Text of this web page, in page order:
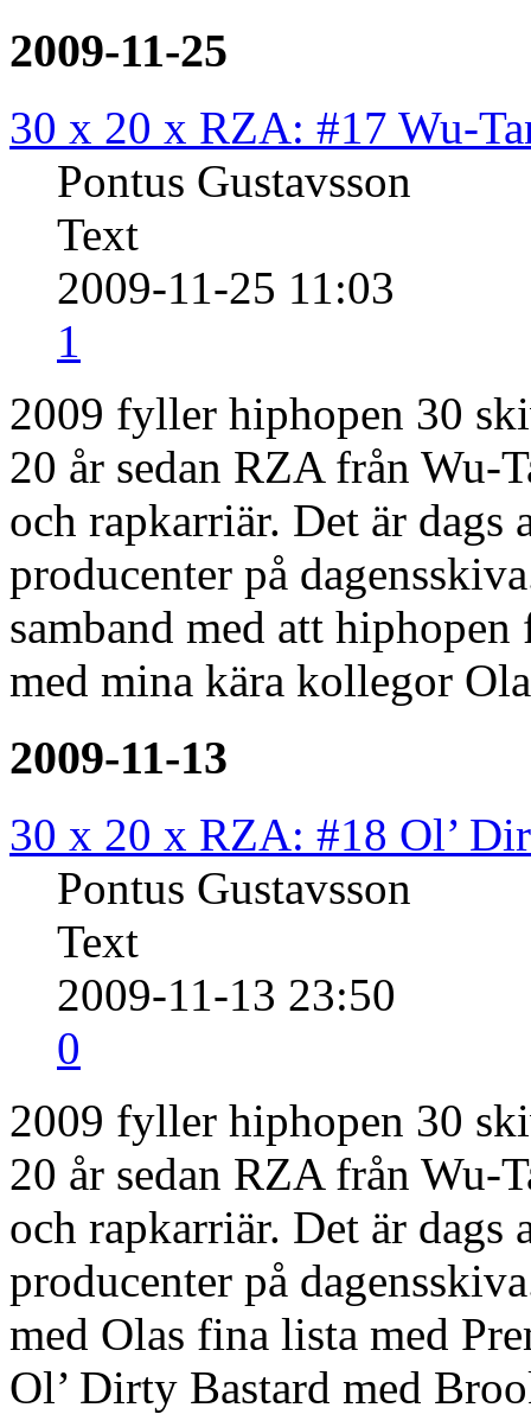
2009-11-25
30 x 20 x RZA: #17 Wu-
Pontus Gustavsson
Text
2009-11-25 11:03
1
2009 fyller hiphopen 30
20 år sedan RZA från Wu-
och rapkarriär. Det är
producenter på
samband med att
med mina kära kollegor
2009-11-13
30 x 20 x RZA: #18 Ol’
Pontus Gustavsson
Text
2009-11-13 23:50
0
2009 fyller hiphopen 30
20 år sedan RZA från Wu-
och rapkarriär. Det är
producenter på
med Olas fina lista med
Ol’ Dirty Bastard med